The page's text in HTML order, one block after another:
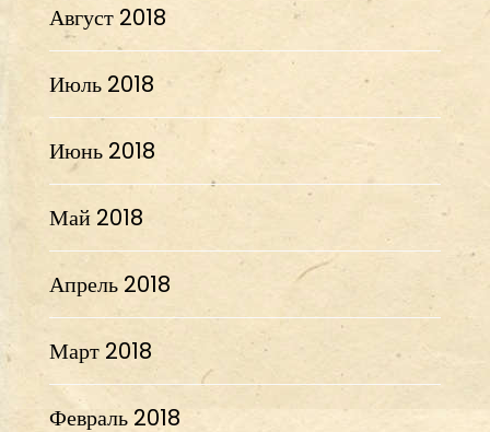
Август 2018
Июль 2018
Июнь 2018
Май 2018
Апрель 2018
Март 2018
Февраль 2018